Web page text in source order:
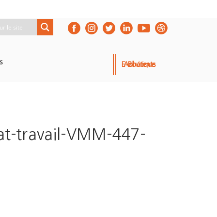
E-Boutique
Adhérents
travail-VMM-447-